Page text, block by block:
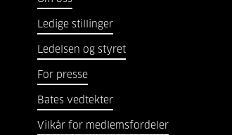
Ledige stillinger
Ledelsen og styret
For presse
Bates vedtekter
Vilkår for medlemsfordeler